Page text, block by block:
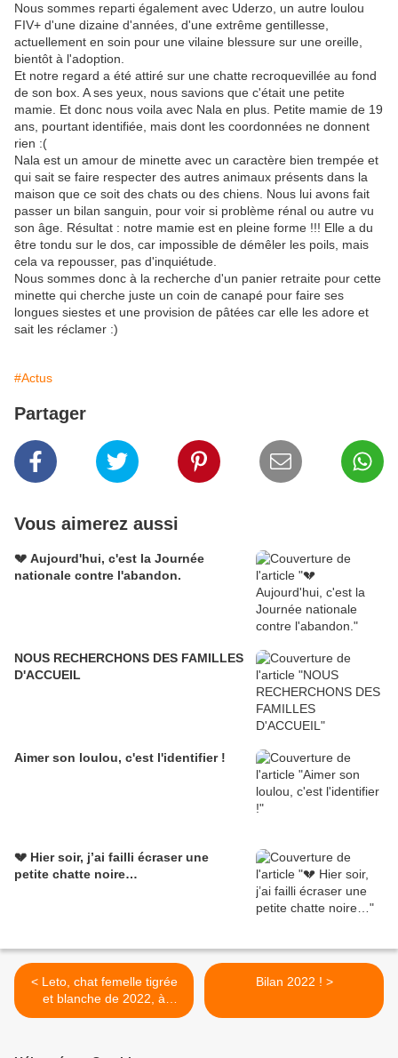
Nous sommes reparti également avec Uderzo, un autre loulou
FIV+ d'une dizaine d'années, d'une extrême gentillesse,
actuellement en soin pour une vilaine blessure sur une oreille,
bientôt à l'adoption.
Et notre regard a été attiré sur une chatte recroquevillée au fond
de son box. A ses yeux, nous savions que c'était une petite
mamie. Et donc nous voila avec Nala en plus. Petite mamie de 19
ans, pourtant identifiée, mais dont les coordonnées ne donnent
rien :(
Nala est un amour de minette avec un caractère bien trempée et
qui sait se faire respecter des autres animaux présents dans la
maison que ce soit des chats ou des chiens. Nous lui avons fait
passer un bilan sanguin, pour voir si problème rénal ou autre vu
son âge. Résultat : notre mamie est en pleine forme !!! Elle a du
être tondu sur le dos, car impossible de démêler les poils, mais
cela va repousser, pas d'inquiétude.
Nous sommes donc à la recherche d'un panier retraite pour cette
minette qui cherche juste un coin de canapé pour faire ses
longues siestes et une provision de pâtées car elle les adore et
sait les réclamer :)
#Actus
Partager
Vous aimerez aussi
💔 Aujourd'hui, c'est la Journée
nationale contre l'abandon.
NOUS RECHERCHONS DES FAMILLES
D'ACCUEIL
Aimer son loulou, c'est l'identifier !
💔 Hier soir, j’ai failli écraser une
petite chatte noire…
< Leto, chat femelle tigrée
et blanche de 2022, à
l'adoption -> adoptée
Bilan 2022 ! >